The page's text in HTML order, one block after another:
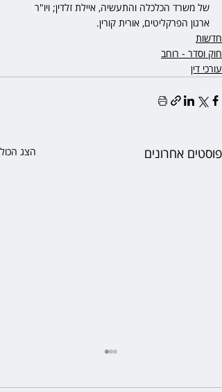
של משרד הכלכלה והתעשיה, איילת זלדין; ויו"ר
ארגון הפרקליטים, אורית קורין.
חדשות
חוק וסדר - רוחב
עורכי דין
פוסטים אחרונים הצג הכול